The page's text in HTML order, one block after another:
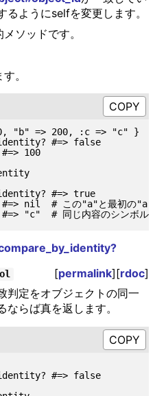
るようにselfを変更します。
ソッドです。
。
"b" => 200, :c => "c" }
#=> false
100
#=> true
# この"a"と最初の"a"と
[permalink][rdoc]
判定をオブジェクトの同一
らば真を返します。
#=> false